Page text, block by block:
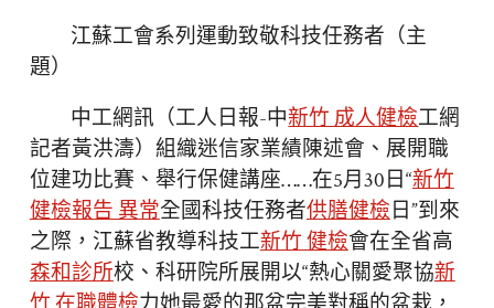
江蘇工會系列運動致敬科技任務者（主
題）
中工網訊（工人日報-中新竹 成人健檢工網
記者黃洪濤）組織迷信家業績陳述會、展開職
位建功比賽、舉行保健講座……在5月30日“新竹
健檢報告 異常全國科技任務者供膳健檢日”到來
之際，江蘇省教導科技工新竹 健檢會在全省高
森和診所校、科研院所展開以“熱心關愛聚協新